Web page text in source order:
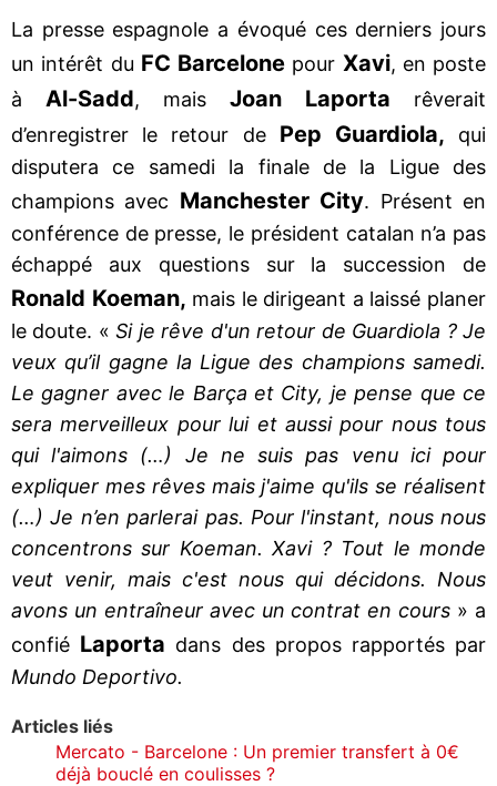
La presse espagnole a évoqué ces derniers jours
un intérêt du FC Barcelone pour Xavi, en poste
à Al-Sadd, mais Joan Laporta rêverait
d’enregistrer le retour dePep Guardiola, qui
disputera ce samedi la finale de la Ligue des
champions avec Manchester City. Présent en
conférence de presse, le président catalan n’a pas
échappé aux questions sur la succession de
Ronald Koeman, mais le dirigeant a laissé planer
le doute. « Si je rêve d'un retour de Guardiola ? Je
veux qu’il gagne la Ligue des champions samedi.
Le gagner avec le Barça et City, je pense que ce
sera merveilleux pour lui et aussi pour nous tous
qui l'aimons (…) Je ne suis pas venu ici pour
expliquer mes rêves mais j'aime qu'ils se réalisent
(…) Je n’en parlerai pas. Pour l'instant, nous nous
concentrons sur Koeman. Xavi ? Tout le monde
veut venir, mais c'est nous qui décidons. Nous
avons un entraîneur avec un contrat en cours » a
confié Laporta dans des propos rapportés par
Mundo Deportivo.
Articles liés
Mercato - Barcelone : Un premier transfert à 0€
déjà bouclé en coulisses ?